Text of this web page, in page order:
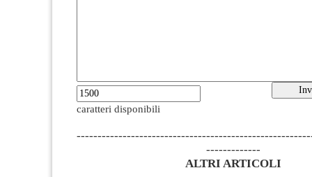
caratteri disponibili
-------------
ALTRI ARTICOLI